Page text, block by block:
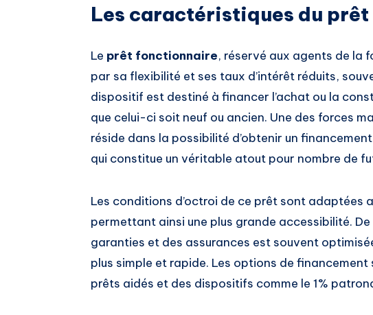
Les caractéristiques du
Le prêt fonctionnaire, réservé aux agents de la
par sa flexibilité et ses taux d’intérêt réduits,
dispositif est destiné à financer l’achat ou la
que celui-ci soit neuf ou ancien. Une des forces
réside dans la possibilité d’obtenir un
qui constitue un véritable atout pour nombre de
Les conditions d’octroi de ce prêt sont adaptées
permettant ainsi une plus grande accessibilité.
garanties et des assurances est souvent
plus simple et rapide. Les options de
prêts aidés et des dispositifs comme le 1%